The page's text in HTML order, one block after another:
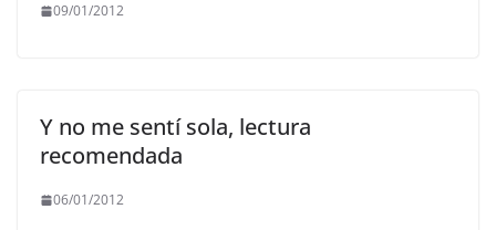
09/01/2012
Y no me sentí sola, lectura
recomendada
06/01/2012